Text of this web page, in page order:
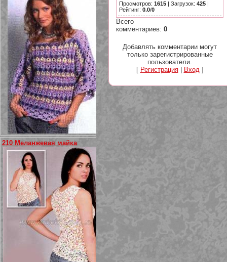
210 Меланжевая майка
Просмотров: 1615 | Загрузок: 425 |
Рейтинг: 0.0/0
Всего
комментариев: 0
Добавлять комментарии могут
только зарегистрированные
пользователи.
[ Регистрация| Вход]